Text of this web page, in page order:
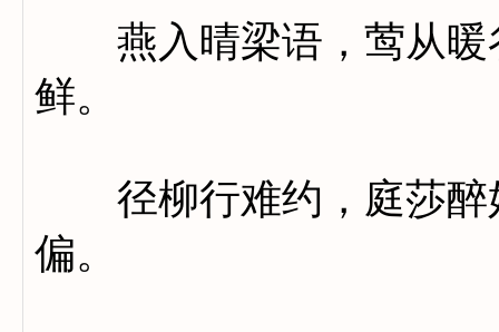
燕入晴梁语，莺从暖
鲜。
径柳行难约，庭莎醉
偏。